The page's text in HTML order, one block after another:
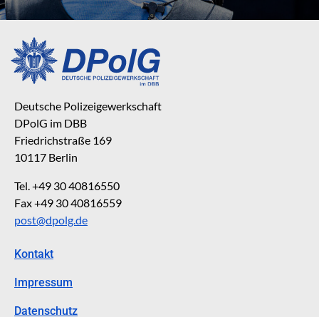
Deutsche Polizeigewerkschaft
DPolG im DBB
Friedrichstraße 169
10117 Berlin
Tel. +49 30 40816550
Fax +49 30 40816559
post@dpolg.de
Kontakt
Impressum
Datenschutz